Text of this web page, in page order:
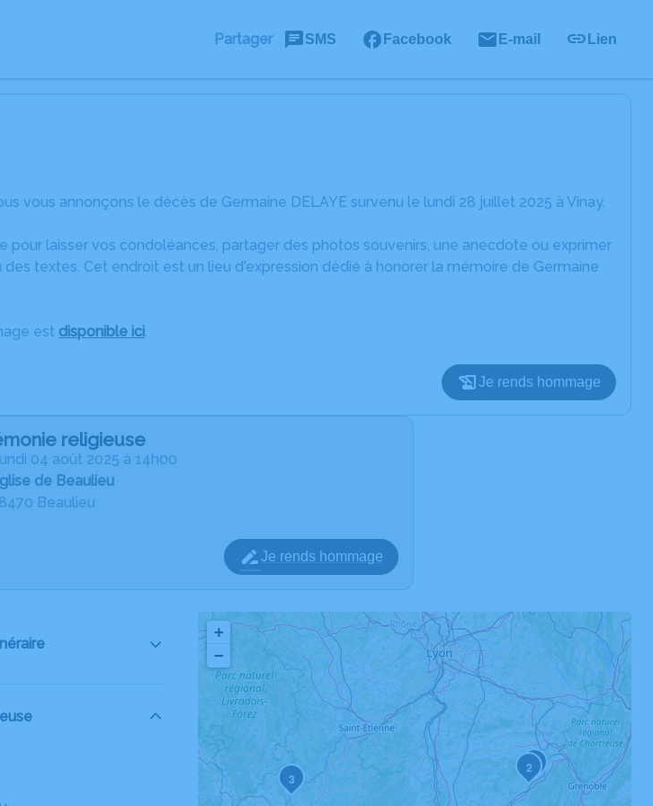
Partager SMS Facebook E-mail Lien
vous annonçons le décès de Germaine DELAYE survenu le lundi 28 juillet 2025 à Vinay.
pour laisser vos condoléances, partager des photos souvenirs, une anecdote ou exprimer
textes. Cet endroit est un lieu d'expression dédié à honorer la mémoire de Germaine
est disponible ici.
Je rends hommage
religieuse
lundi 04 août 2025 à 14h00
de Beaulieu
Beaulieu
Je rends hommage
1
2
3
+
−